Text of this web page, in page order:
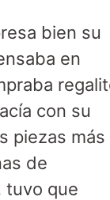
bien su
en
con su
piezas más
de
tuvo que